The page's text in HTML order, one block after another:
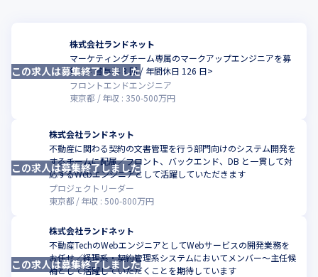
株式会社ランドネット
マーケティングチーム専属のマークアップエンジニアを募
集！< 賞与年 3 回 / 年間休日 126 日>
フロントエンドエンジニア
東京都
年収 : 350-500万円
この求人は募集終了しました
株式会社ランドネット
不動産に関わる契約の文書管理を行う部門向けのシステム開発を
するチームに配属／フロント、バックエンド、DB と一貫して対
応するWebエンジニアとして活躍していただきます
プロジェクトリーダー
東京都
年収 :500-800万円
この求人は募集終了しました
株式会社ランドネット
不動産TechのWebエンジニアとしてWebサービスの開発業務を
お任せ／経理系・契約管理系システムにおいてメンバー～主任候
補として活躍していただくことを期待しています
この求人は募集終了しました